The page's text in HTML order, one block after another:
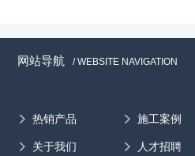
网站导航 / WEBSITE NAVIGATION
热销产品 施工案例
关于我们 人才招聘